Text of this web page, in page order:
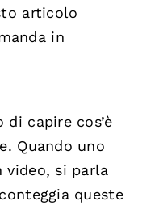
articolo
in
capire cos’è
Quando uno
video, si parla
queste